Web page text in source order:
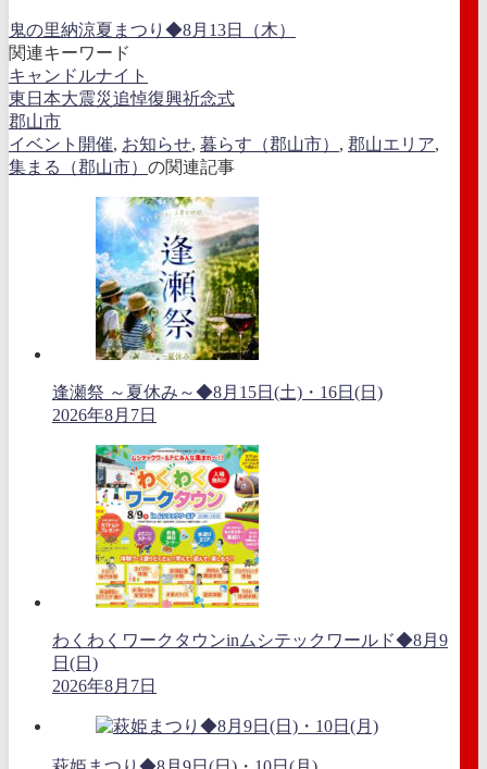
鬼の里納涼夏まつり◆8月13日（木）
関連キーワード
キャンドルナイト
東日本大震災追悼復興祈念式
郡山市
イベント開催, お知らせ, 暮らす（郡山市） , 郡山エリア,
集まる（郡山市） の関連記事
逢瀬祭 ～夏休み～◆8月15日(土)・16日(日)
2026年8月7日
わくわくワークタウンinムシテックワールド◆8月9
日(日)
2026年8月7日